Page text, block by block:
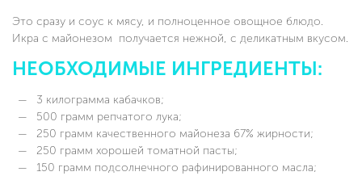
Это сразу и соус к мясу, и полноценное овощное блюдо.
Икра с майонезом получается нежной, с деликатным вкусом.
НЕОБХОДИМЫЕ ИНГРЕДИЕНТЫ:
3 килограмма кабачков;
500 грамм репчатого лука;
250 грамм качественного майонеза 67% жирности;
250 грамм хорошей томатной пасты;
150 грамм подсолнечного рафинированного масла;